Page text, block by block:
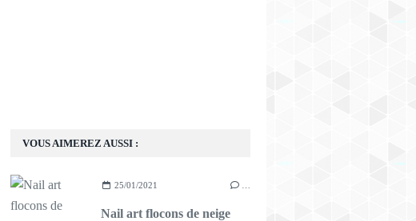
VOUS AIMEREZ AUSSI :
25/01/2021
Nail art flocons de neige